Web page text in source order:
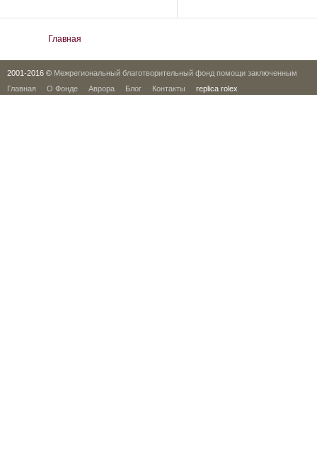
Главная
2001-2016 © Межрегиональный благотворительный фонд помощи заключенным
Главная
О Фонде Аврора Блог Контакты replica rolex